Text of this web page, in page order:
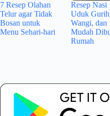
7 Resep Olahan
Telur agar Tidak
Bosan untuk
Menu Sehari-hari
Resep Nasi
Uduk
Wangi, dan
Mudah
Rumah